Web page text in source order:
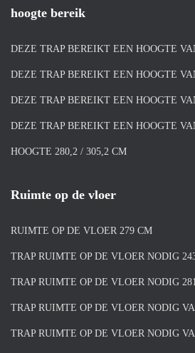
hoogte bereik
DEZE TRAP BEREIKT EEN HOOGTE
DEZE TRAP BEREIKT EEN HOOGTE
DEZE TRAP BEREIKT EEN HOOGTE
DEZE TRAP BEREIKT EEN HOOGTE
HOOGTE 280,2 / 305,2 CM
Ruimte op de vloer
RUIMTE OP DE VLOER 279 CM
TRAP RUIMTE OP DE VLOER NODIG
TRAP RUIMTE OP DE VLOER NODIG
TRAP RUIMTE OP DE VLOER NODIG
TRAP RUIMTE OP DE VLOER NODIG